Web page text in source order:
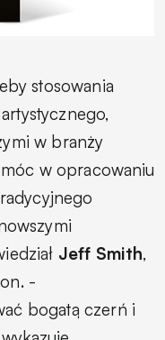
stosowania
w branży
w opracowaniu
Jeff Smith,
-
bogatą czerń i